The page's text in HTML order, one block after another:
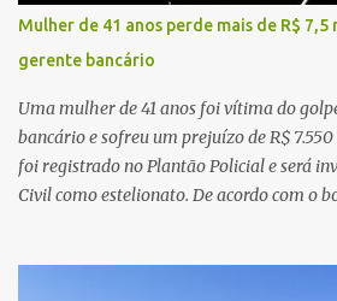
de demandas crescentes e recursos
principal missão da gestão pública não é
mas decidir melhor onde investir para
possível à população. Essa reflexão
teoria da admini...
Mulher de 41 anos perde mais de R$
gerente bancário
Uma mulher de 41 anos foi vítima do
bancário e sofreu um prejuízo de R$ 7.550
foi registrado no Plantão Policial e será
Civil como estelionato. De acordo com o